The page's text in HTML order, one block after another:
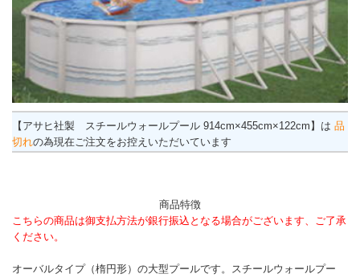
【アサヒ社製 スチールウォールプール 914cm×455cm×122cm】は 品
切れの為現在ご注文をお控えいただいています
商品特徴
こちらの商品は御支払方法が銀行振込となる場合がございます、ご了承
ください。
オーバルタイプ（楕円形）の大型プールです。スチールウォールプー